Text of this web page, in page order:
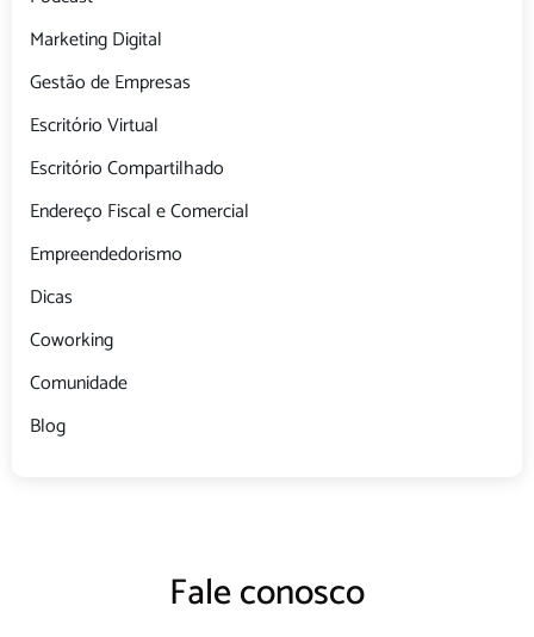
Marketing Digital
Gestão de Empresas
Escritório Virtual
Escritório Compartilhado
Endereço Fiscal e Comercial
Empreendedorismo
Dicas
Coworking
Comunidade
Blog
Fale conosco